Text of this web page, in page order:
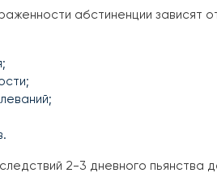
абстиненции зависят
2-3 дневного пьянства